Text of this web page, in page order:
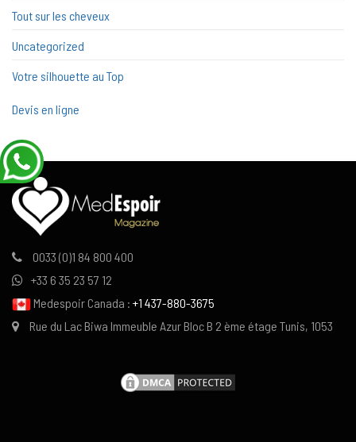
Tout sur les cheveux
Uncategorized
Votre silhouette au Top
Devis en ligne
0033 (0)1 84 800 400
+33 6 35 23 57 12
Medespoir Canada : +1 437-880-3675
Rue du Lac Biwa Immeuble Azur Bloc B 2 ème étage Tunis, 1053